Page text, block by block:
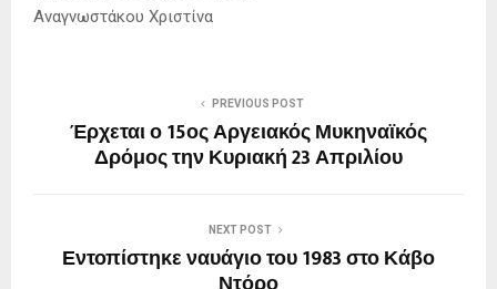
Αναγνωστάκου Χριστίνα
PREVIOUS POST
Έρχεται ο 15ος Αργειακός Μυκηναϊκός
Δρόμος την Κυριακή 23 Απριλίου
NEXT POST
Εντοπίστηκε ναυάγιο του 1983 στο Κάβο